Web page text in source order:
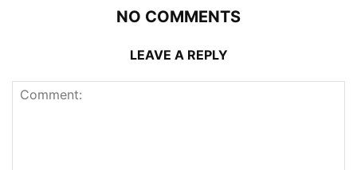
NO COMMENTS
LEAVE A REPLY